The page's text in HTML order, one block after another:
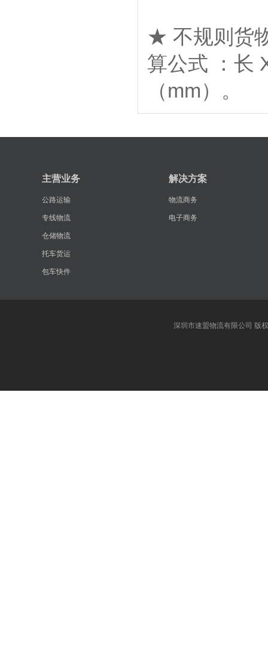
★ 不规则货
算公式 ：长
（mm）。
主营业务
公路运输
专线物流
仓储物流
托车货运
包车快件
解决方案
物流商务
电子商务
深圳市速盟物流有限公司 版